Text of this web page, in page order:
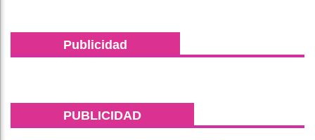
Publicidad
PUBLICIDAD